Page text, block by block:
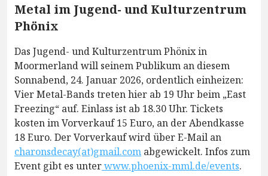
Metal im Jugend- und Kulturzentrum
Phönix
Das Jugend- und Kulturzentrum Phönix in
Moormerland will seinem Publikum an diesem
Sonnabend, 24. Januar 2026, ordentlich einheizen:
Vier Metal-Bands treten hier ab 19 Uhr beim „East
Freezing“ auf. Einlass ist ab 18.30 Uhr. Tickets
kosten im Vorverkauf 15 Euro, an der Abendkasse
18 Euro. Der Vorverkauf wird über E-Mail an
charonsdecay(at)gmail.com abgewickelt. Infos zum
Event gibt es unterwww.phoenix-mml.de/events.